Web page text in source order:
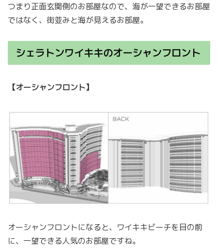
つまり正面玄関側のお部屋なので、海が一望できるお部屋
ではなく、街並みと海が見えるお部屋。
シェラトンワイキキのオーシャンフロント
【オーシャンフロント】
オーシャンフロントになると、ワイキキビーチを目の前
に、一望できる人気のお部屋ですね。